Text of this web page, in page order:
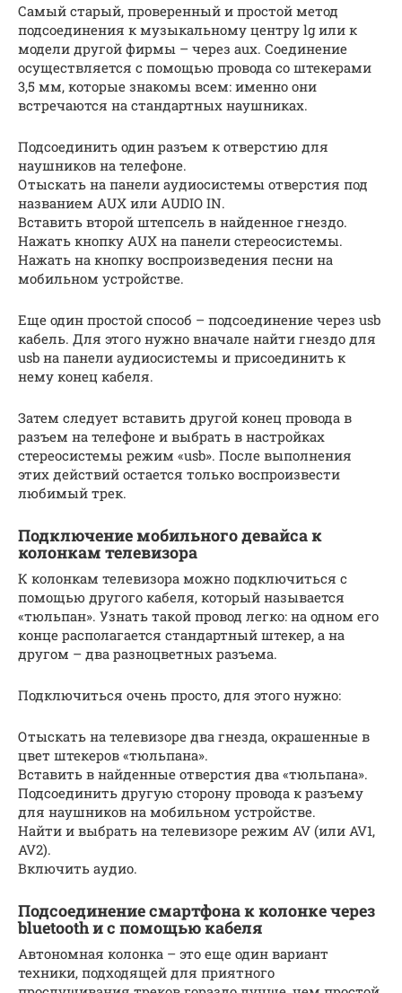
Самый старый, проверенный и простой метод
подсоединения к музыкальному центру lg или к
модели другой фирмы – через aux. Соединение
осуществляется с помощью провода со штекерами
3,5 мм, которые знакомы всем: именно они
встречаются на стандартных наушниках.
Подсоединить один разъем к отверстию для
наушников на телефоне.
Отыскать на панели аудиосистемы отверстия под
названием AUX или AUDIO IN.
Вставить второй штепсель в найденное гнездо.
Нажать кнопку AUX на панели стереосистемы.
Нажать на кнопку воспроизведения песни на
мобильном устройстве.
Еще один простой способ – подсоединение через usb
кабель. Для этого нужно вначале найти гнездо для
usb на панели аудиосистемы и присоединить к
нему конец кабеля.
Затем следует вставить другой конец провода в
разъем на телефоне и выбрать в настройках
стереосистемы режим «usb». После выполнения
этих действий остается только воспроизвести
любимый трек.
Подключение мобильного девайса к
колонкам телевизора
К колонкам телевизора можно подключиться с
помощью другого кабеля, который называется
«тюльпан». Узнать такой провод легко: на одном его
конце располагается стандартный штекер, а на
другом – два разноцветных разъема.
Подключиться очень просто, для этого нужно:
Отыскать на телевизоре два гнезда, окрашенные в
цвет штекеров «тюльпана».
Вставить в найденные отверстия два «тюльпана».
Подсоединить другую сторону провода к разъему
для наушников на мобильном устройстве.
Найти и выбрать на телевизоре режим AV (или AV1,
AV2).
Включить аудио.
Подсоединение смартфона к колонке через
bluetooth и с помощью кабеля
Автономная колонка – это еще один вариант
техники, подходящей для приятного